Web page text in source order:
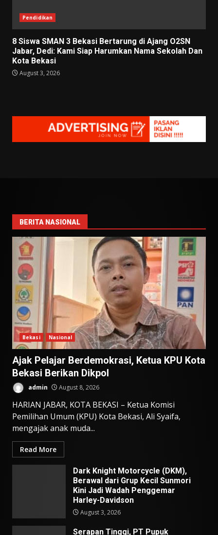
Pendidikan
8 Siswa SMAN 3 Bekasi Bertarung di Ajang O2SN
Jabar, Dedi: Kami Siap Harumkan Nama Sekolah Dan
Kota Bekasi
August 3, 2026
BERITA NASIONAL
Bekasi Nasional
Ajak Pelajar Berdemokrasi, Ketua KPU Kota
Bekasi Berikan Dikpol
admin August 8, 2026
HARIAN JABAR, KOTA BEKASI – Ketua Komisi
Pemilihan Umum (KPU) Kota Bekasi, Ali Syaifa,
mengajak anak muda...
Read More
Dark Knight Motorcycle (DKM),
Berawal dari Grup Kecil Sunmori
Kini Jadi Wadah Penggemar
Harley-Davidson
August 3, 2026
Serapan Tinggi, PT Pupuk